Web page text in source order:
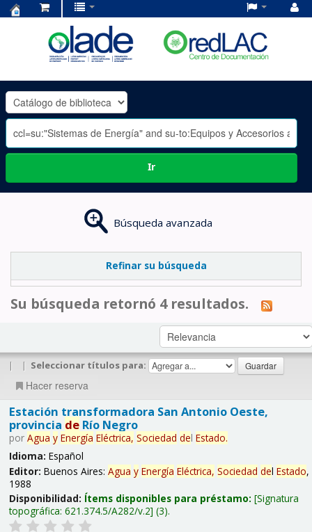
OLADE
-
Ir
Búsqueda avanzada
Refinar su búsqueda
Su búsqueda retornó 4 resultados.
| | Seleccionar títulos para:
Hacer reserva
Estación transformadora San Antonio Oeste,
provincia deRío Negro
por Agua y Energía Eléctrica, Sociedad del Estado.
Idioma: Español
Editor: Buenos Aires: Agua y Energía Eléctrica, Sociedad del Estado,
1988
Disponibilidad: Ítems disponibles para préstamo: Signatura
topográfica: 621.374.5/A282/v.2 (3).